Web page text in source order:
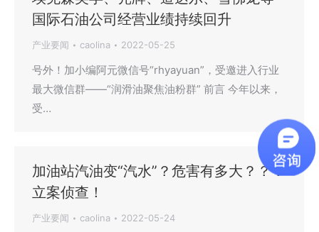
国际石油公司经营业绩持续回升
产业要闻 caolina 2022-05-25
号外！加小编阿元微信号“rhyayuan”，受邀进入行业
最大微信群——“润滑油聚焦油粉群” 前言 今年以来，
受…
加油站汽油变“汽水”？危害有多大？？？
立案侦查！
产业要闻 caolina 2022-05-24